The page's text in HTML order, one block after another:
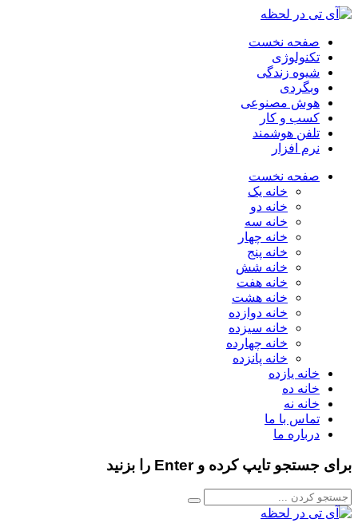
صفحه نخست
تکنولوژی
شیوه زندگی
وبگردی
هوش مصنوعی
کسب و کار
تلفن هوشمند
نرم افزار
صفحه نخست
خانه یک
خانه دو
خانه سه
خانه چهار
خانه پنج
خانه شش
خانه هفت
خانه هشت
خانه دوازده
خانه سیزده
خانه چهارده
خانه پانزده
خانه یازده
خانه ده
خانه نه
تماس با ما
درباره ما
برای جستجو تایپ کرده و Enter را بزنید